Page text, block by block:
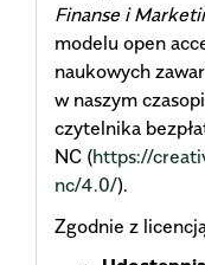
Finanse i
modelu open
naukowych
w naszym
czytelnika
NC (https://
nc/4.0/).
Zgodnie z